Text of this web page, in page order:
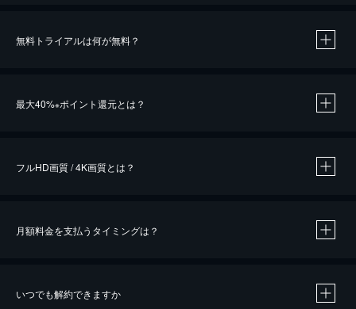
無料トライアルは何が無料？
最大40%※ポイント還元とは？
※40％ポイント還元の対象は、クレジットカード決済による作品の購入 / レンタルです。
フルHD画質 / 4K画質とは？
月額料金を支払うタイミングは？
いつでも解約できますか